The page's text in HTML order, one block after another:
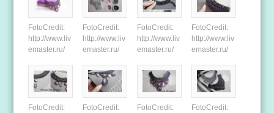
FotoCredit:
http://www.liv
emaster.ru/
FotoCredit:
http://www.liv
emaster.ru/
FotoCredit:
http://www.liv
emaster.ru/
FotoCredit:
http://www.liv
emaster.ru/
FotoCredit:
FotoCredit:
FotoCredit:
FotoCredit: